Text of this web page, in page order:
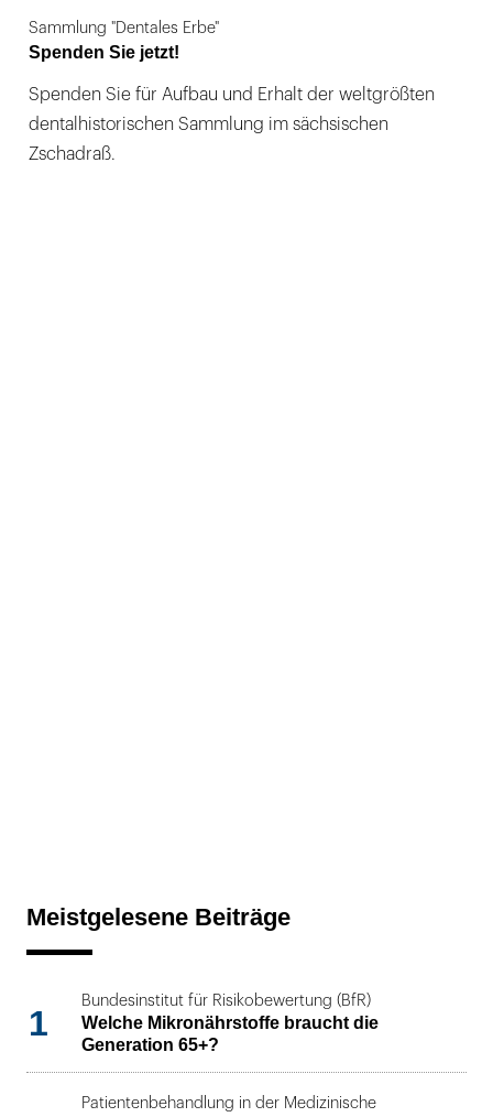
Sammlung "Dentales Erbe"
Spenden Sie jetzt!
Spenden Sie für Aufbau und Erhalt der weltgrößten
dentalhistorischen Sammlung im sächsischen
Zschadraß.
Meistgelesene Beiträge
1
Bundesinstitut für Risikobewertung (BfR)
Welche Mikronährstoffe braucht die
Generation 65+?
Patientenbehandlung in der Medizinische